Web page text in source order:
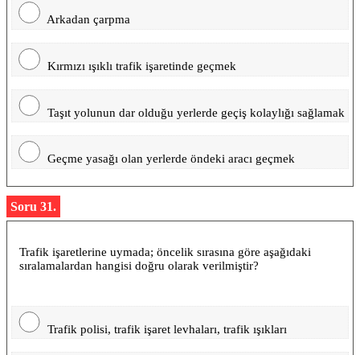
Arkadan çarpma
Kırmızı ışıklı trafik işaretinde geçmek
Taşıt yolunun dar olduğu yerlerde geçiş kolaylığı sağlamak
Geçme yasağı olan yerlerde öndeki aracı geçmek
Soru 31.
Trafik işaretlerine uymada; öncelik sırasına göre aşağıdaki
sıralamalardan hangisi doğru olarak verilmiştir?
Trafik polisi, trafik işaret levhaları, trafik ışıkları